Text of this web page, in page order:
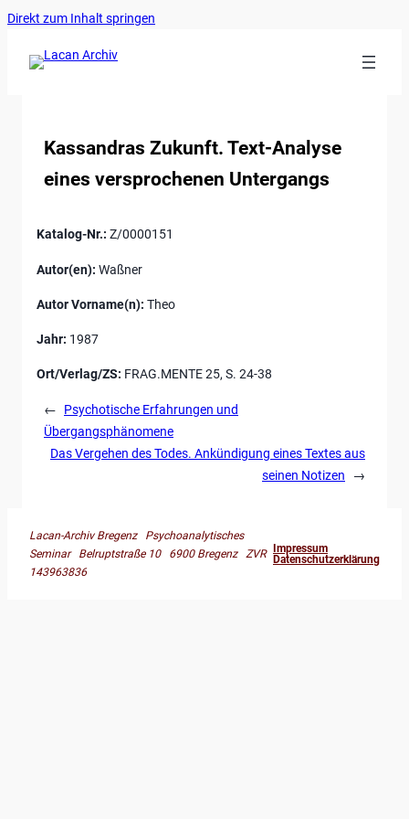
Direkt zum Inhalt springen
Kassandras Zukunft. Text-Analyse
eines versprochenen Untergangs
Katalog-Nr.: Z/0000151
Autor(en): Waßner
Autor Vorname(n): Theo
Jahr: 1987
Ort/Verlag/ZS: FRAG.MENTE 25, S. 24-38
←
Psychotische Erfahrungen und
Übergangsphänomene
Das Vergehen des Todes. Ankündigung eines Textes aus
seinen Notizen
→
Lacan-Archiv Bregenz Psychoanalytisches
Seminar Belruptstraße 10 6900 Bregenz ZVR
143963836
Impressum
Datenschutzerklärung